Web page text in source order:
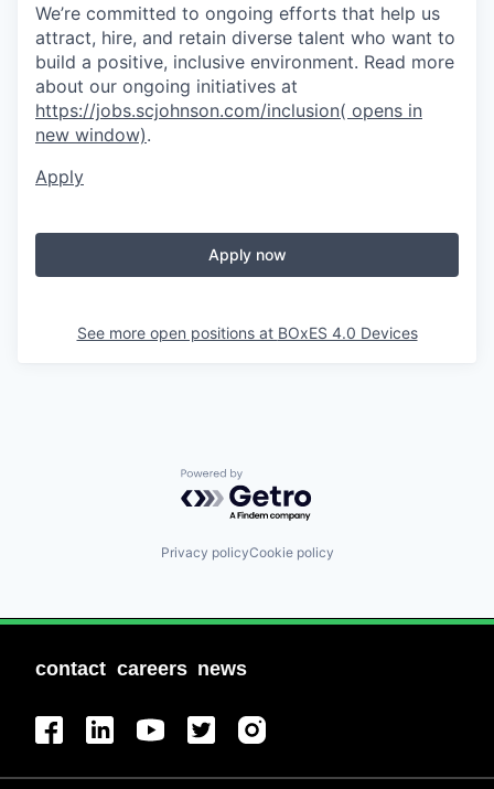
We’re committed to ongoing efforts that help us
attract, hire, and retain diverse talent who want to
build a positive, inclusive environment. Read more
about our ongoing initiatives at
https://jobs.scjohnson.com/inclusion( opens in
new window).
Apply
Apply now
See more open positions at BOxES 4.0 Devices
Powered by Getro.com
Privacy policyCookie policy
contact careers news